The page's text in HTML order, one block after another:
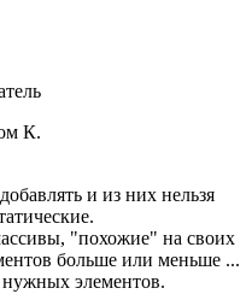
К.
и из них нельзя
"похожие" на своих
больше или меньше ...
нужных элементов.